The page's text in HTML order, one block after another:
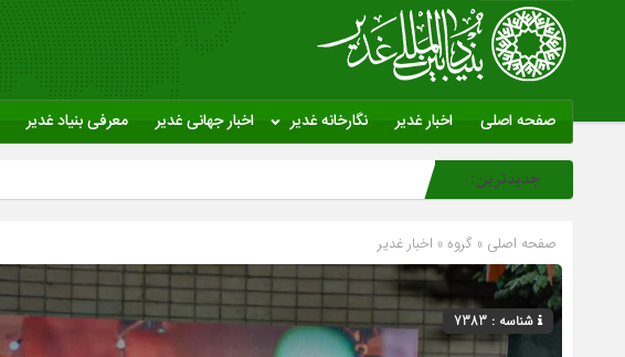
صفحه اصلی اخبار غدیر نگارخانه غدیر اخبار جهانی غدیر معرفی بنیاد غدیر
جدیدترین:
صفحه اصلی » گروه » اخبار غدیر
شناسه : 7383